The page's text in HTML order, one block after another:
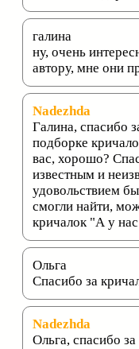
галина
ну, очень
автору, мне они
Nadezhda
Галина, спасибо
подборке
вас, хорошо?
известным и
удовольствием
смогли найти,
кричалок "А у
Ольга
Спасибо за
Nadezhda
Ольга, спасибо